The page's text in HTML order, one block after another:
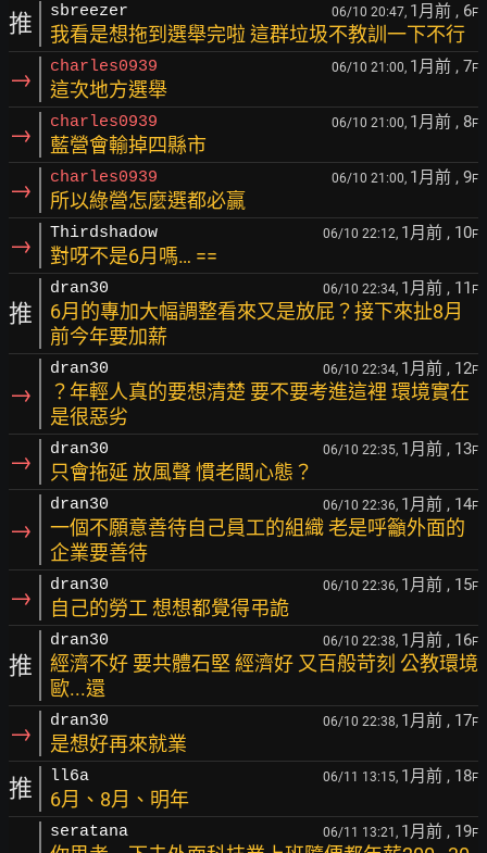
推 sbreezer 06/10 20:47, 1月前 , 6F
我看是想拖到選舉完啦 這群垃圾不教訓一下不行
→ charles0939 06/10 21:00, 1月前 , 7F
這次地方選舉
→ charles0939 06/10 21:00, 1月前 , 8F
藍營會輸掉四縣市
→ charles0939 06/10 21:00, 1月前 , 9F
所以綠營怎麼選都必贏
→ Thirdshadow 06/10 22:12, 1月前 , 10F
對呀不是6月嗎… ==
推
dran30 06/10 22:34, 1月前 , 11 F
6月的專加大幅調整看來又是放屁？接下來扯8月
前今年要加薪
→
dran30 06/10 22:34, 1月前 , 12F
？年輕人真的要想清楚 要不要考進這裡 環境實在
是很惡劣
→ dran30 06/10 22:35, 1月前 , 13F
只會拖延 放風聲 慣老闆心態？
→
dran30 06/10 22:36, 1月前 , 14F
一個不願意善待自己員工的組織 老是呼籲外面的
企業要善待
→ dran30 06/10 22:36, 1月前 , 15F
自己的勞工 想想都覺得弔詭
推
dran30 06/10 22:38, 1月前 , 16F
經濟不好 要共體石堅 經濟好 又百般苛刻 公教環境
歐...還
→ dran30 06/10 22:38, 1月前 , 17F
是想好再來就業
推 ll6a 06/11 13:15, 1月前 , 18F
6月、8月、明年
seratana 06/11 13:21, 1月前 , 19F